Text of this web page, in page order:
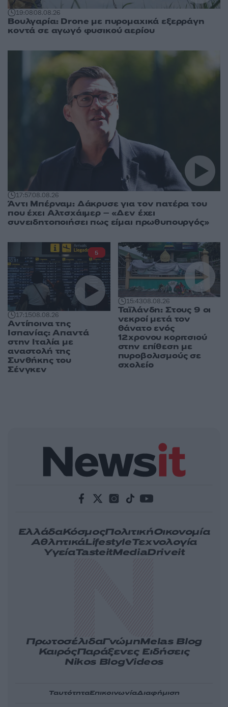
19:0808.08.26
Βουλγαρία: Drone με πυρομαχικά εξερράγη
κοντά σε αγωγό φυσικού αερίου
17:5708.08.26
Άντι Μπέρναμ: Δάκρυσε για τον πατέρα του
που έχει Αλτσχάιμερ – «Δεν έχει
συνειδητοποιήσει πως είμαι πρωθυπουργός»
17:1508.08.26
Αντίποινα της
Ισπανίας: Απαντά
στην Ιταλία με
αναστολή της
Συνθήκης του
Σένγκεν
5
15:4308.08.26
Ταϊλάνδη: Στους 9 οι
νεκροί μετά τον
θάνατο ενός
12χρονου κοριτσιού
στην επίθεση με
πυροβολισμούς σε
σχολείο
ΕλλάδαΚόσμοςΠολιτικήΟικονομία
ΑθλητικάLifestyleΤεχνολογία
ΥγείαTasteitMediaDriveit
ΠρωτοσέλιδαΓνώμηMelas Blog
ΚαιρόςΠαράξενες Ειδήσεις
Nikos BlogVideos
ΤαυτότηταΕπικοινωνίαΔιαφήμιση